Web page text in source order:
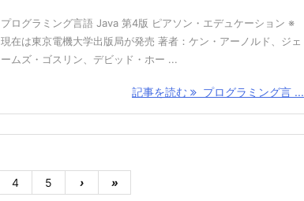
プログラミング言語 Java 第4版 ピアソン・エデュケーション ※
現在は東京電機大学出版局が発売 著者：ケン・アーノルド、ジェ
ームズ・ゴスリン、デビッド・ホー ...
記事を読む プログラミング言 ...
4 5 › »